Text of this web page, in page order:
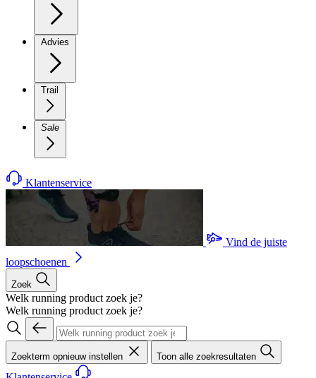
Advies
Trail
Sale
Klantenservice
Vind de juiste
loopschoenen
Zoek
Welk running product zoek je?
Welk running product zoek je?
Zoekterm opnieuw instellen Toon alle zoekresultaten